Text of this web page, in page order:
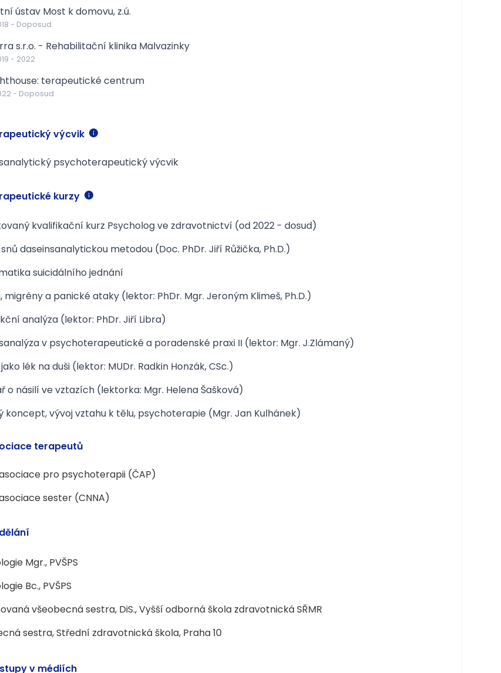
ústav Most k domovu, z.ú.
- Doposud
s.r.o. - Rehabilitační klinika Malvazinky
- 2022
terapeutické centrum
- Doposud
výcvik
psychoterapeutický výcvik
kurzy
kvalifikační kurz Psycholog ve zdravotnictví (od 2022 - dosud)
daseinsanalytickou metodou (Doc. PhDr. Jiří Růžička, Ph.D.)
suicidálního jednání
migrény a panické ataky (lektor: PhDr. Mgr. Jeroným Klimeš, Ph.D.)
analýza (lektor: PhDr. Jiří Libra)
v psychoterapeutické a poradenské praxi II (lektor: Mgr. J.Zlámaný)
lék na duši (lektor: MUDr. Radkin Honzák, CSc.)
o násilí ve vztazích (lektorka: Mgr. Helena Šašková)
koncept, vývoj vztahu k tělu, psychoterapie (Mgr. Jan Kulhánek)
terapeutů
pro psychoterapii (ČAP)
sester (CNNA)
Mgr., PVŠPS
Bc., PVŠPS
všeobecná sestra, DiS., Vyšší odborná škola zdravotnická SŘMR
sestra, Střední zdravotnická škola, Praha 10
v médiích